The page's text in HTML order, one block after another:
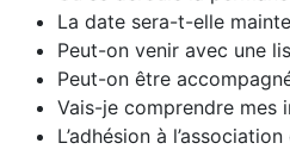
La date sera-t-elle
Peut-on venir avec une
Peut-on être
Vais-je comprendre mes
L’adhésion à